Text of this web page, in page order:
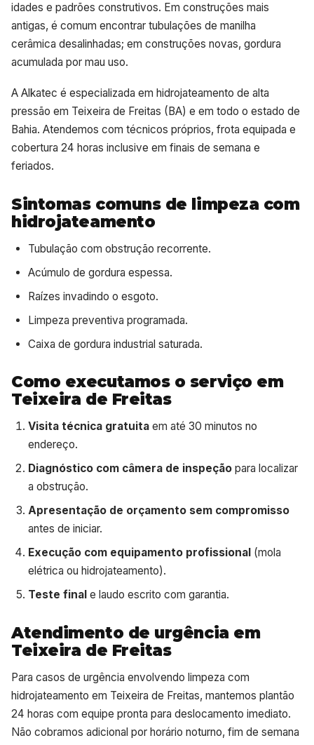
idades e padrões construtivos. Em construções mais
antigas, é comum encontrar tubulações de manilha
cerâmica desalinhadas; em construções novas, gordura
acumulada por mau uso.
A Alkatec é especializada em hidrojateamento de alta
pressão em Teixeira de Freitas (BA) e em todo o estado de
Bahia. Atendemos com técnicos próprios, frota equipada e
cobertura 24 horas inclusive em finais de semana e
feriados.
Sintomas comuns de limpeza com
hidrojateamento
Tubulação com obstrução recorrente.
Acúmulo de gordura espessa.
Raízes invadindo o esgoto.
Limpeza preventiva programada.
Caixa de gordura industrial saturada.
Como executamos o serviço em
Teixeira de Freitas
Visita técnica gratuita em até 30 minutos no
endereço.
Diagnóstico com câmera de inspeção para localizar
a obstrução.
Apresentação de orçamento sem compromisso
antes de iniciar.
Execução com equipamento profissional (mola
elétrica ou hidrojateamento).
Teste final e laudo escrito com garantia.
Atendimento de urgência em
Teixeira de Freitas
Para casos de urgência envolvendo limpeza com
hidrojateamento em Teixeira de Freitas, mantemos plantão
24 horas com equipe pronta para deslocamento imediato.
Não cobramos adicional por horário noturno, fim de semana